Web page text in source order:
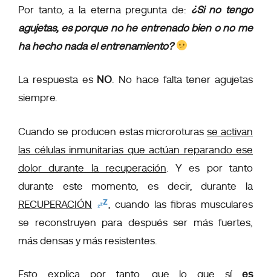
Por tanto, a la eterna pregunta de: ¿Si no tengo
agujetas, es porque no he entrenado bien o no me
ha hecho nada el entrenamiento?
La respuesta es NO. No hace falta tener agujetas
siempre.
Cuando se producen estas microroturasse activan
las células inmunitarias que actúan reparando ese
dolor durante la recuperación . Y es por tanto
durante este momento, es decir, durante la
RECUPERACIÓN
, cuando las fibras musculares
se reconstruyen para después ser más fuertes,
más densas y más resistentes.
Esto explica por tanto, que lo que sí es